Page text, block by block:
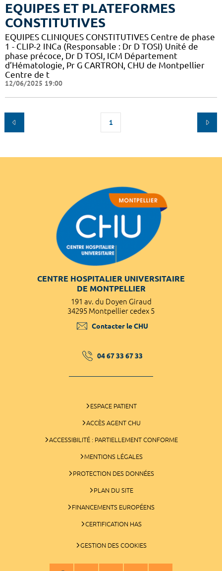
EQUIPES ET PLATEFORMES
CONSTITUTIVES
EQUIPES CLINIQUES CONSTITUTIVES Centre de phase
1 - CLIP-2 INCa (Responsable : Dr D TOSI) Unité de
phase précoce, Dr D TOSI, ICM Département
d’Hématologie, Pr G CARTRON, CHU de Montpellier
Centre de t
12/06/2025 19:00
1
CENTRE HOSPITALIER UNIVERSITAIRE
DE MONTPELLIER
191 av. du Doyen Giraud
34295 Montpellier cedex 5
Contacter le CHU
04 67 33 67 33
ESPACE PATIENT
ACCÈS AGENT CHU
ACCESSIBILITÉ : PARTIELLEMENT CONFORME
MENTIONS LÉGALES
PROTECTION DES DONNÉES
PLAN DU SITE
FINANCEMENTS EUROPÉENS
CERTIFICATION HAS
GESTION DES COOKIES